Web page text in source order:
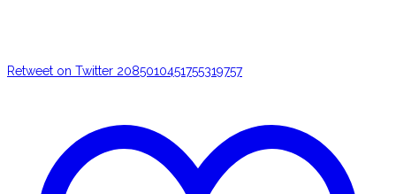
Retweet on Twitter 2085010451755319757